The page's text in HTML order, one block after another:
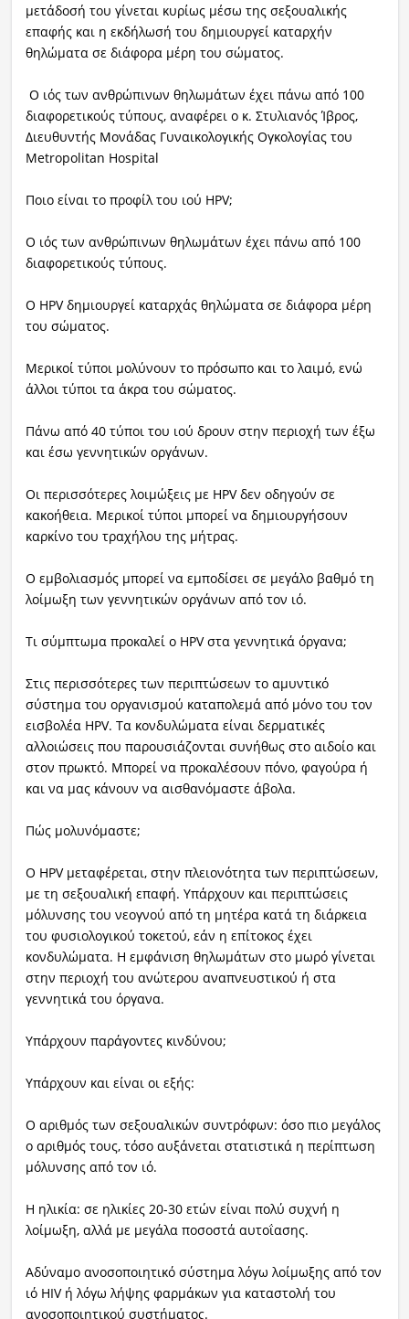
μετάδοσή του γίνεται κυρίως μέσω της σεξουαλικής
επαφής και η εκδήλωσή του δημιουργεί καταρχήν
θηλώματα σε διάφορα μέρη του σώματος.
Ο ιός των ανθρώπινων θηλωμάτων έχει πάνω από 100
διαφορετικούς τύπους, αναφέρει ο κ. Στυλιανός Ίβρος,
Διευθυντής Μονάδας Γυναικολογικής Ογκολογίας του
Metropolitan Hospital
Ποιο είναι το προφίλ του ιού HPV;
Ο ιός των ανθρώπινων θηλωμάτων έχει πάνω από 100
διαφορετικούς τύπους.
Ο HPV δημιουργεί καταρχάς θηλώματα σε διάφορα μέρη
του σώματος.
Μερικοί τύποι μολύνουν το πρόσωπο και το λαιμό, ενώ
άλλοι τύποι τα άκρα του σώματος.
Πάνω από 40 τύποι του ιού δρουν στην περιοχή των έξω
και έσω γεννητικών οργάνων.
Οι περισσότερες λοιμώξεις με HPV δεν οδηγούν σε
κακοήθεια. Μερικοί τύποι μπορεί να δημιουργήσουν
καρκίνο του τραχήλου της μήτρας.
Ο εμβολιασμός μπορεί να εμποδίσει σε μεγάλο βαθμό τη
λοίμωξη των γεννητικών οργάνων από τον ιό.
Τι σύμπτωμα προκαλεί ο HPV στα γεννητικά όργανα;
Στις περισσότερες των περιπτώσεων το αμυντικό
σύστημα του οργανισμού καταπολεμά από μόνο του τον
εισβολέα HPV. Τα κονδυλώματα είναι δερματικές
αλλοιώσεις που παρουσιάζονται συνήθως στο αιδοίο και
στον πρωκτό. Μπορεί να προκαλέσουν πόνο, φαγούρα ή
και να μας κάνουν να αισθανόμαστε άβολα.
Πώς μολυνόμαστε;
Ο HPV μεταφέρεται, στην πλειονότητα των περιπτώσεων,
με τη σεξουαλική επαφή. Υπάρχουν και περιπτώσεις
μόλυνσης του νεογνού από τη μητέρα κατά τη διάρκεια
του φυσιολογικού τοκετού, εάν η επίτοκος έχει
κονδυλώματα. Η εμφάνιση θηλωμάτων στο μωρό γίνεται
στην περιοχή του ανώτερου αναπνευστικού ή στα
γεννητικά του όργανα.
Υπάρχουν παράγοντες κινδύνου;
Υπάρχουν και είναι οι εξής:
Ο αριθμός των σεξουαλικών συντρόφων: όσο πιο μεγάλος
ο αριθμός τους, τόσο αυξάνεται στατιστικά η περίπτωση
μόλυνσης από τον ιό.
Η ηλικία: σε ηλικίες 20-30 ετών είναι πολύ συχνή η
λοίμωξη, αλλά με μεγάλα ποσοστά αυτοΐασης.
Αδύναμο ανοσοποιητικό σύστημα λόγω λοίμωξης από τον
ιό HIV ή λόγω λήψης φαρμάκων για καταστολή του
ανοσοποιητικού συστήματος.